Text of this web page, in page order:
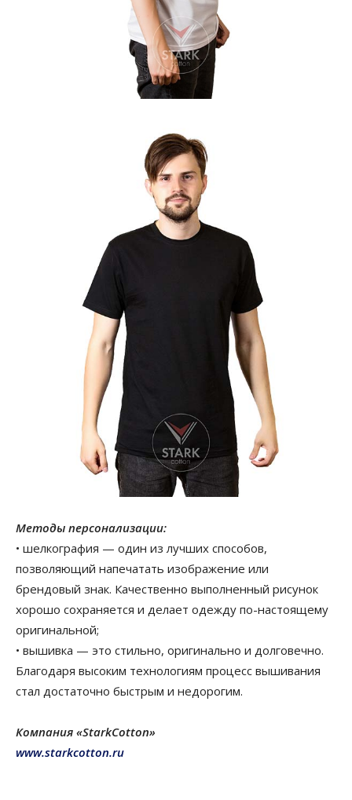
Методы персонализации:
• шелкография — один из лучших способов,
позволяющий напечатать изображение или
брендовый знак. Качественно выполненный рисунок
хорошо сохраняется и делает одежду по-настоящему
оригинальной;
• вышивка — это стильно, оригинально и долговечно.
Благодаря высоким технологиям процесс вышивания
стал достаточно быстрым и недорогим.
Компания «StarkCotton»
www.starkcotton.ru